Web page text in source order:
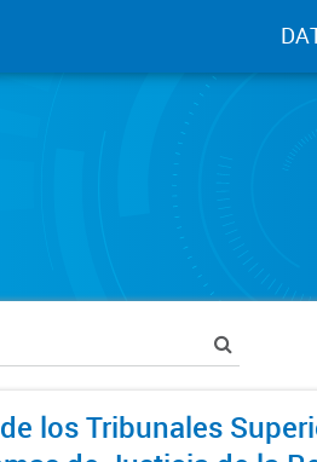
los Tribunales